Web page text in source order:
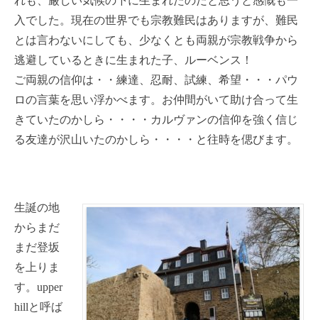
入でした。現在の世界でも宗教難民はありますが、難民
とは言わないにしても、少なくとも両親が宗教戦争から
逃避しているときに生まれた子、ルーベンス！
ご両親の信仰は・・練達、忍耐、試練、希望・・・パウ
ロの言葉を思い浮かべます。お仲間がいて助け合って生
きていたのかしら・・・・カルヴァンの信仰を強く信じ
る友達が沢山いたのかしら・・・・と往時を偲びます。
生誕の地
からまだ
まだ登坂
を上りま
す。upper
hillと呼ば